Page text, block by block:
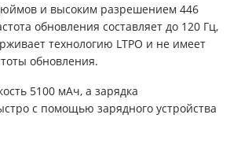
и высоким разрешением 446
обновления составляет до 120 Гц,
технологию LTPO и не имеет
обновления.
5100 мАч, а зарядка
с помощью зарядного устройства